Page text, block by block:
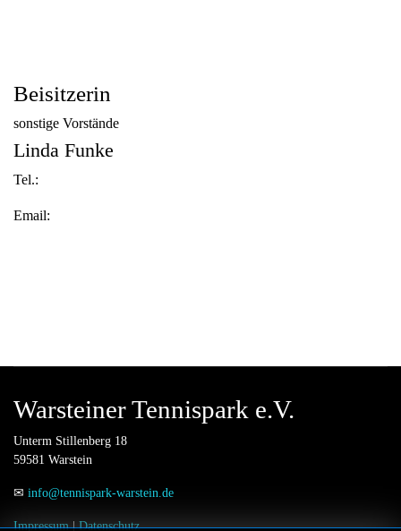
Beisitzerin
sonstige Vorstände
Linda Funke
Tel.:
Email:
Warsteiner Tennispark e.V.
Unterm Stillenberg 18
59581 Warstein
✉ info@tennispark-warstein.de
Impressum|Datenschutz